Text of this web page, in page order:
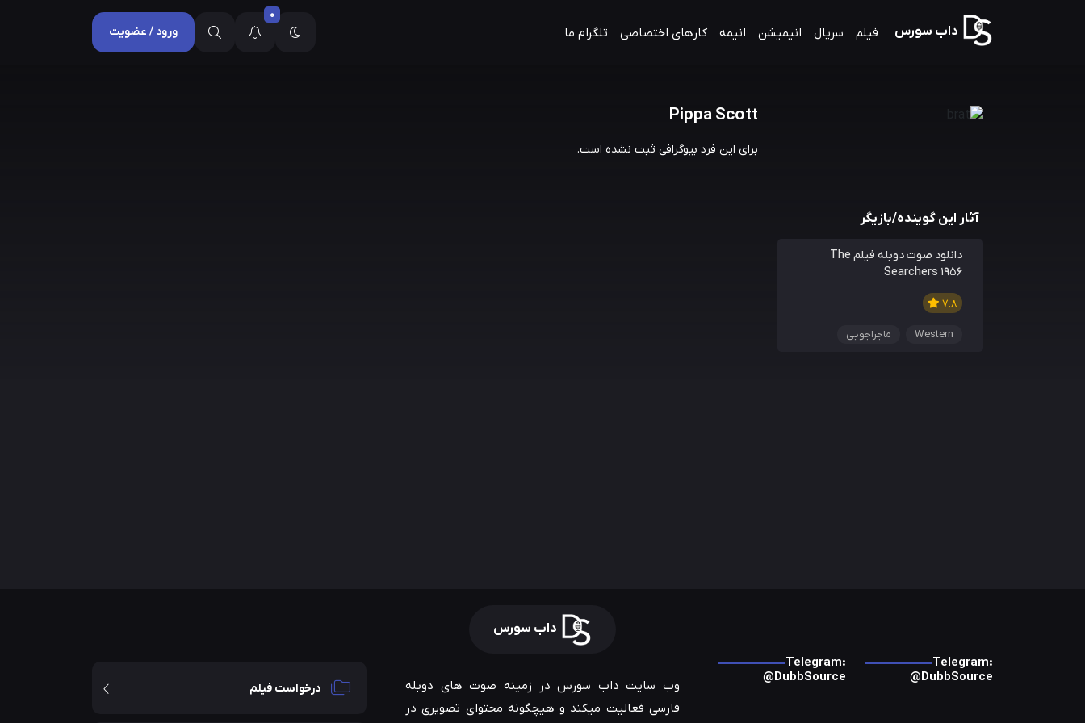
داب سورس فیلم سریال انیمیشن انیمه کارهای اختصاصی تلگرام ما
0
ورود / عضویت
Pippa Scott
برای این فرد بیوگرافی ثبت نشده است.
آثار این گوینده/بازیگر
دانلود صوت دوبله فیلم The
Searchers 1956
7.8
Western ماجراجویی
داب سورس
Telegram:
@DubbSource
Telegram:
@DubbSource
وب سایت داب سورس در زمینه صوت های دوبله
فارسی فعالیت میکند و هیچگونه محتوای تصویری در
درخواست فیلم